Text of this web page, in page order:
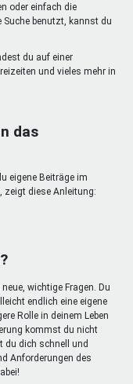
oder einfach die
Suche benutzt, kannst du
du auf einer
und vieles mehr in
das
eigene Beiträge im
zeigt diese Anleitung:
wichtige Fragen. Du
endlich eine eigene
Rolle in deinem Leben
kommst du nicht
du dich schnell und
Anforderungen des